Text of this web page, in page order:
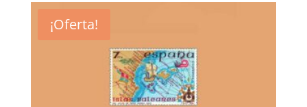
3,75€.1,50€.
¡Oferta!